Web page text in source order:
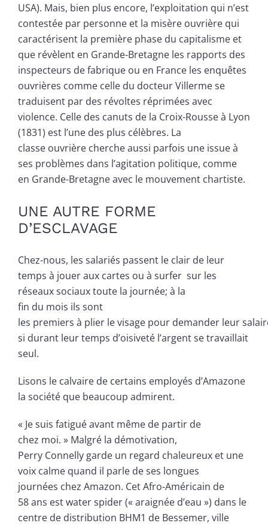
USA). Mais, bien plus encore, l’exploitation qui n’est
contestée par personne et la misère ouvrière qui
caractérisent la première phase du capitalisme et
que révèlent en Grande-Bretagne les rapports des
inspecteurs de fabrique ou en France les enquêtes
ouvrières comme celle du docteur Villerme se
traduisent par des révoltes réprimées avec
violence. Celle des canuts de la Croix-Rousse à Lyon
(1831) est l’une des plus célèbres. La
classe ouvrière cherche aussi parfois une issue à
ses problèmes dans l’agitation politique, comme
en Grande-Bretagne avec le mouvement chartiste.
UNE AUTRE FORME
D’ESCLAVAGE
Chez-nous, les salariés passent le clair de leur
temps à jouer aux cartes ou à surfer sur les
réseaux sociaux toute la journée; à la
fin du mois ils sont
les premiers à plier le visage pour demander leur
si durant leur temps d’oisiveté l’argent se travaillait
seul.
Lisons le calvaire de certains employés d’Amazone
la société que beaucoup admirent.
« Je suis fatigué avant même de partir de
chez moi. » Malgré la démotivation,
Perry Connelly garde un regard chaleureux et une
voix calme quand il parle de ses longues
journées chez Amazon. Cet Afro-Américain de
58 ans est water spider (« araignée d’eau ») dans le
centre de distribution BHM1 de Bessemer, ville